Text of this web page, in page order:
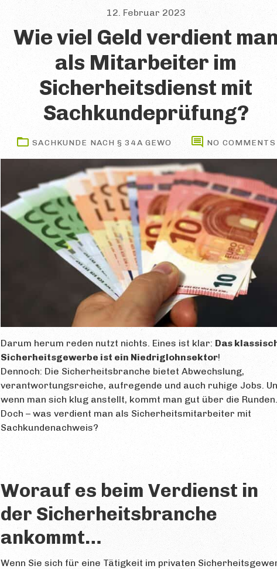
12. Februar 2023
Wie viel Geld verdient
als Mitarbeiter im
Sicherheitsdienst mit
Sachkundeprüfung?
SACHKUNDE NACH § 34A GEWO NO COMMENTS
Darum herum reden nutzt nichts. Eines ist klar: Das
Sicherheitsgewerbe ist ein Niedriglohnsektor!
Dennoch: Die Sicherheitsbranche bietet Abwechslung,
verantwortungsreiche, aufregende und auch ruhige Jobs.
wenn man sich klug anstellt, kommt man gut über die Runden.
Doch – was verdient man als Sicherheitsmitarbeiter mit
Sachkundenachweis?
Worauf es beim Verdienst in
der Sicherheitsbranche
ankommt…
Wenn Sie sich für eine Tätigkeit im privaten